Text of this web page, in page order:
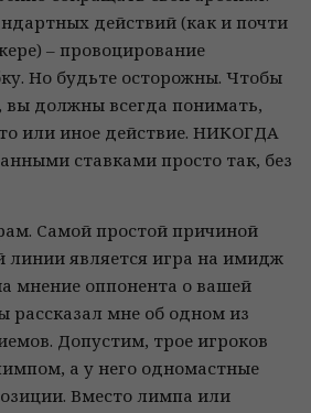
действий (как и почти
– провоцирование
Но будьте осторожны. Чтобы
вы должны всегда понимать,
или иное действие. НИКОГДА
ставками просто так, без
Самой простой причиной
линии является игра на имидж
мнение оппонента о вашей
рассказал мне об одном из
Допустим, трое игроков
а у него одномастные
Вместо лимпа или